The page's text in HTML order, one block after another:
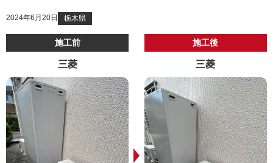
2024年6月20日 栃木県
施工前
三菱
施工後
三菱